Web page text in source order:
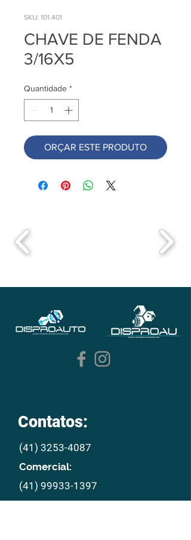
SKU: 101.401
CHAVE DE FENDA
3/16X5
Quantidade *
ORÇAR ESTE PRODUTO
Contatos:
(41) 3253-4087
Comercial:
(41) 99933-1397
E mail: